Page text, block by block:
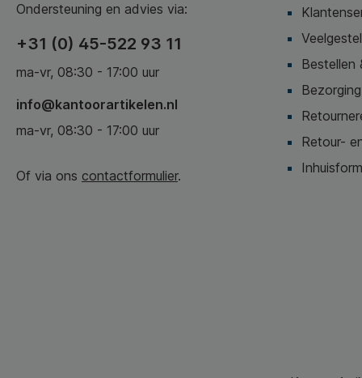
Ondersteuning en advies via:
+31 (0) 45-522 93 11
ma-vr, 08:30 - 17:00 uur
info@kantoorartikelen.nl
ma-vr, 08:30 - 17:00 uur
Of via ons contactformulier.
Bestellen
Retour-